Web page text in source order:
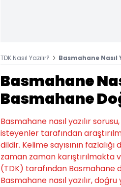
TDK Nasıl Yazılır? Basmahane Nasıl
Basmahane
Basmahane
Basmahane nasıl yazılır
isteyenler tarafından
dildir. Kelime sayısının
zaman zaman karıştırılmakta
(TDK) tarafından Basmahane
Basmahane nasıl yazılır,